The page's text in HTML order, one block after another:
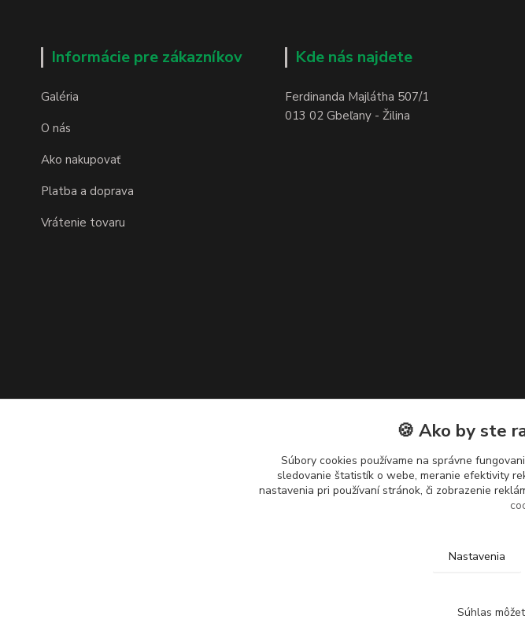
Informácie pre zákazníkov
Galéria
O nás
Ako nakupovať
Platba a doprava
Vrátenie tovaru
Kde nás najdete
Ferdinanda Majlátha 507/1
013 02 Gbeľany - Žilina
🍪 Ako by ste
Súbory cookies používame na správne
sledovanie štatistík o webe, meranie efektivity
nastavenia pri používaní stránok, či zobrazenie
Nastavenia
Súhlas